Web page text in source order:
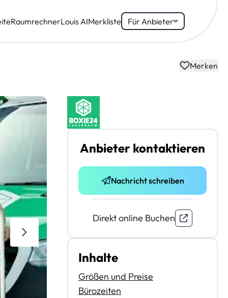
RaumrechnerLouis AIMerkliste Für Anbieter
Merken
Anbieter kontaktieren
Nachricht schreiben
Direkt online Buchen
Inhalte
Größen und Preise
Bürozeiten